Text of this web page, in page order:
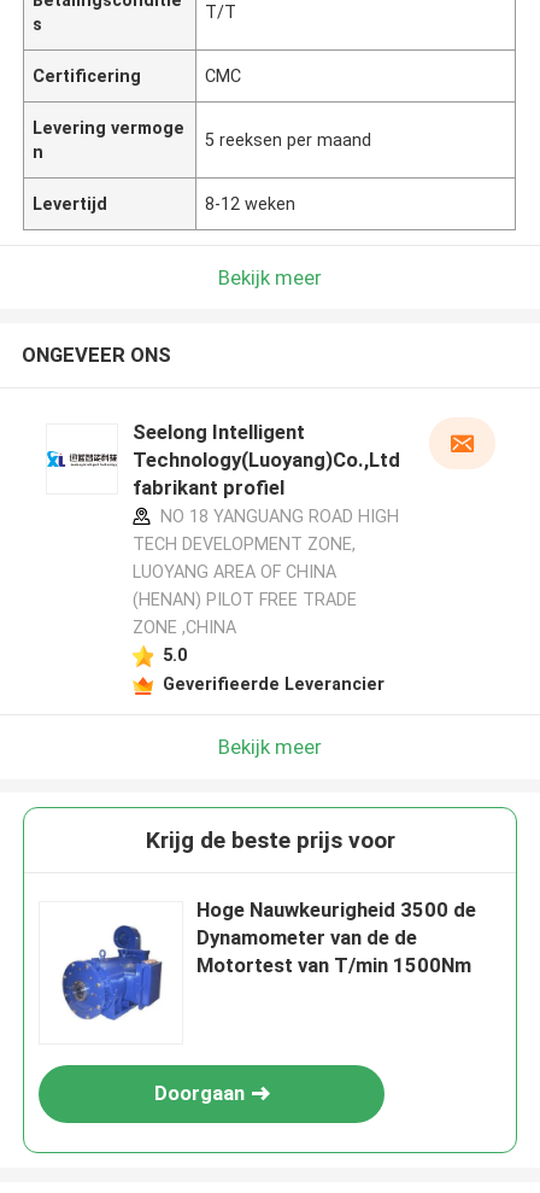
s
T/T
Certificering CMC
Levering vermoge
n
5 reeksen per maand
Levertijd 8-12 weken
Bekijk meer
ONGEVEER ONS
Seelong Intelligent
Technology(Luoyang)Co.,Ltd
fabrikant profiel
NO 18 YANGUANG ROAD HIGH
TECH DEVELOPMENT ZONE,
LUOYANG AREA OF CHINA
(HENAN) PILOT FREE TRADE
ZONE ,CHINA
5.0
Geverifieerde Leverancier
Bekijk meer
Krijg de beste prijs voor
Hoge Nauwkeurigheid 3500 de
Dynamometer van de de
Motortest van T/min 1500Nm
Doorgaan